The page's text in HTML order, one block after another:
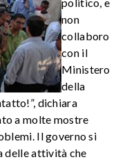
non
collaboro
con il
Ministero
della
dichiara
a molte mostre
Il governo si
delle attività che